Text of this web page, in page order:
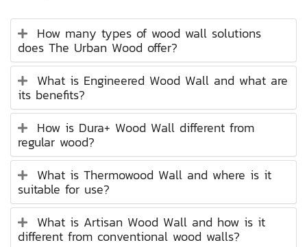
How many types of wood wall solutions
does The Urban Wood offer?
What is Engineered Wood Wall and what are
its benefits?
How is Dura+ Wood Wall different from
regular wood?
What is Thermowood Wall and where is it
suitable for use?
What is Artisan Wood Wall and how is it
different from conventional wood walls?